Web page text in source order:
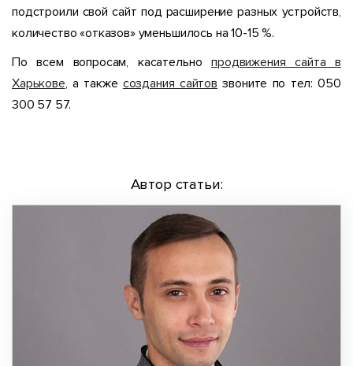
подстроили свой сайт под расширение разных устройств,
количество «отказов» уменьшилось на 10-15 %.
По всем вопросам, касательнопродвижения сайта в
Харькове, а также создания сайтов звоните по тел: 050
300 57 57.
Автор статьи: